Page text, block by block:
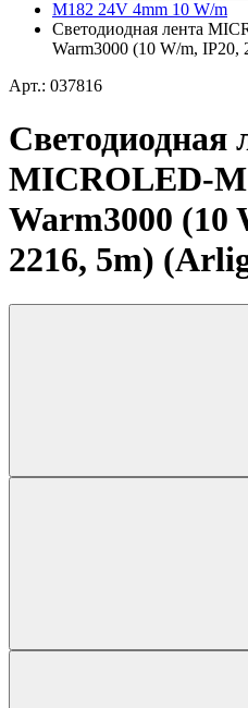
M182 24V 4mm 10 W/m
Светодиодная лента
Warm3000 (10 W/m, IP20,
Арт.: 037816
Светодиодная
MICROLED-
Warm3000 (10
2216, 5m)